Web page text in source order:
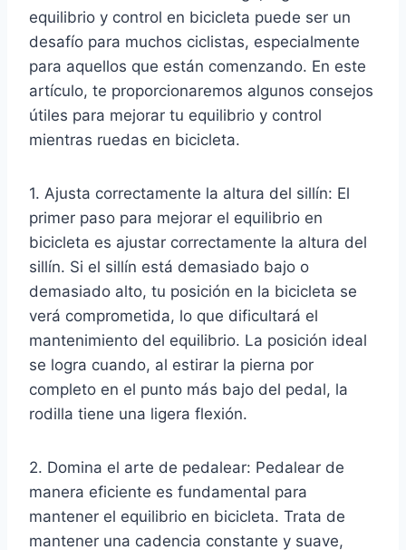
equilibrio y control en bicicleta puede ser un
desafío para muchos ciclistas, especialmente
para aquellos que están comenzando. En este
artículo, te proporcionaremos algunos consejos
útiles para mejorar tu equilibrio y control
mientras ruedas en bicicleta.
1. Ajusta correctamente la altura del sillín: El
primer paso para mejorar el equilibrio en
bicicleta es ajustar correctamente la altura del
sillín. Si el sillín está demasiado bajo o
demasiado alto, tu posición en la bicicleta se
verá comprometida, lo que dificultará el
mantenimiento del equilibrio. La posición ideal
se logra cuando, al estirar la pierna por
completo en el punto más bajo del pedal, la
rodilla tiene una ligera flexión.
2. Domina el arte de pedalear: Pedalear de
manera eficiente es fundamental para
mantener el equilibrio en bicicleta. Trata de
mantener una cadencia constante y suave,